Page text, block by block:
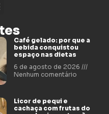
Café gelado: por que a
bebida conquistou
espaço nas dietas
6 de agosto de 2026
Nenhum comentário
Licor de pequi e
cachaça com frutas do